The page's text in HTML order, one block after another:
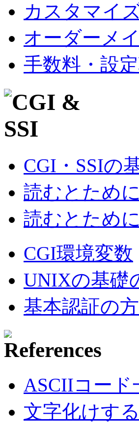
カスタマイ
オーダーメ
手数料・設
CGI・SSIの
読むとため
読むとため
CGI環境変数
UNIXの基礎
基本認証の
ASCIIコード
文字化けす